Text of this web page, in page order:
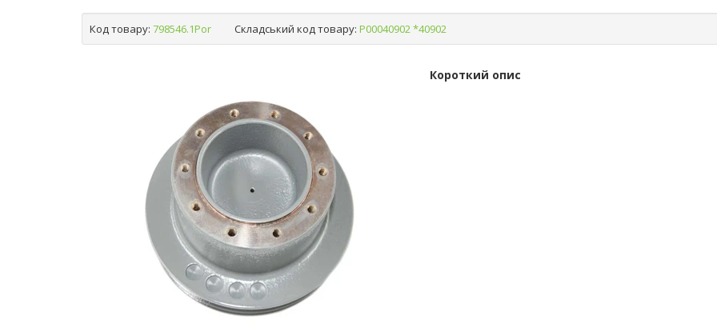
Код товару: 798546.1Por Складський код товару: Р00040902 *40902
Короткий опис